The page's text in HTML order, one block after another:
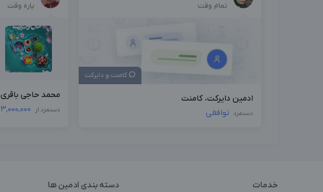
تمام وقت
کامنت و دایرکت
ادمين دايركت، كامنت
دستمزد توافقی
پاره وقت
محمد حاجی باقری
دستمزد از 3,000,000
خدمات دسته بندی ادمین ها